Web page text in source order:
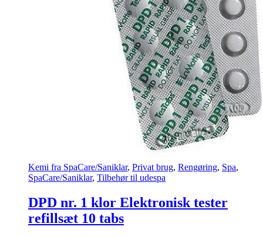
Kemi fra SpaCare/Saniklar, Privat brug, Rengøring, Spa,
SpaCare/Saniklar, Tilbehør til udespa
DPD nr. 1 klor Elektronisk tester
refillsæt 10 tabs